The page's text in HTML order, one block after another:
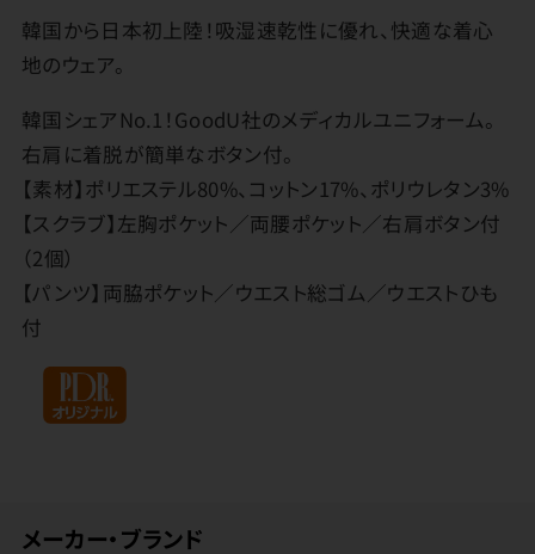
韓国から日本初上陸！吸湿速乾性に優れ、快適な着心
地のウェア。
韓国シェアNo.1！GoodU社のメディカルユニフォーム。
右肩に着脱が簡単なボタン付。
【素材】ポリエステル80%、コットン17%、ポリウレタン3%
【スクラブ】左胸ポケット／両腰ポケット／右肩ボタン付
（2個）
【パンツ】両脇ポケット／ウエスト総ゴム／ウエストひも
付
メーカー・ブランド